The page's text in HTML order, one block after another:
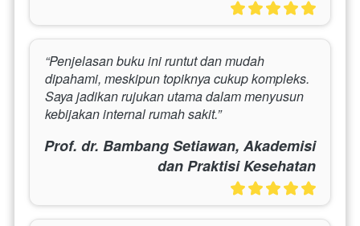
“Penjelasan buku ini runtut dan mudah
dipahami, meskipun topiknya cukup kompleks.
Saya jadikan rujukan utama dalam menyusun
kebijakan internal rumah sakit.”
Prof. dr. Bambang Setiawan, Akademisi
dan Praktisi Kesehatan